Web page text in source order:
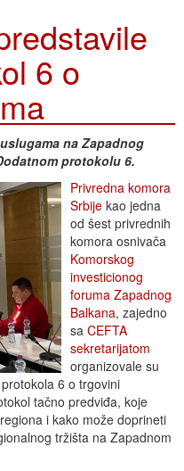
6 o
na Zapadnog
protokolu 6.
Privredna komora
Srbije kao jedna
od šest privrednih
komora osnivača
Komorskog
investicionog
foruma Zapadnog
Balkana, zajedno
sa CEFTA
sekretarijatom
organizovale su
6 o trgovini
tačno predviđa, koje
i kako može doprineti
tržišta na Zapadnom